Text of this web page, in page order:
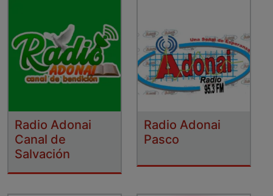
Radio Adonai
Canal de
Salvación
Radio Adonai
Pasco